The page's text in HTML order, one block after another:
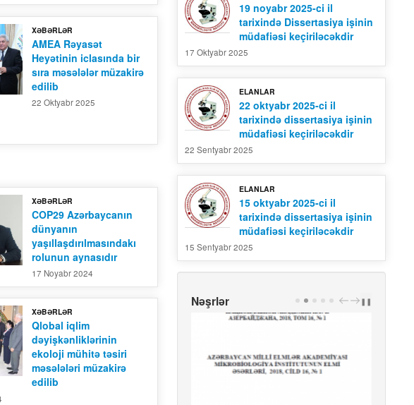
XƏBƏRLƏR
AMEA Rəyasət
Heyətinin iclasında bir
sıra məsələlər müzakirə
edilib
22 Oktyabr 2025
XƏBƏRLƏR
COP29 Azərbaycanın
dünyanın
yaşıllaşdırılmasındakı
rolunun aynasıdır
17 Noyabr 2024
XƏBƏRLƏR
Qlobal iqlim
dəyişkənliklərinin
ekoloji mühitə təsiri
məsələləri müzakirə
edilib
19 noyabr 2025-ci il
tarixində Dissertasiya işinin
müdafiəsi keçiriləcəkdir
17 Oktyabr 2025
ELANLAR
22 oktyabr 2025-ci il
tarixində dissertasiya işinin
müdafiəsi keçiriləcəkdir
22 Sentyabr 2025
ELANLAR
15 oktyabr 2025-ci il
tarixində dissertasiya işinin
müdafiəsi keçiriləcəkdir
15 Sentyabr 2025
Nəşrlər PREV
NEXT
❚❚